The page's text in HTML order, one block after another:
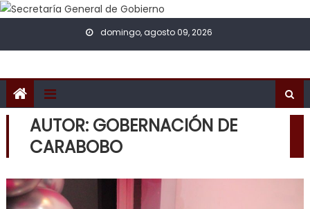
Skip to content
domingo, agosto 09, 2026
AUTOR: GOBERNACIÓN DE
CARABOBO